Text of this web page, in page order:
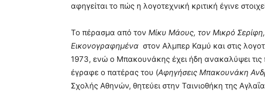
αφηγείται το πώς η λογοτεχνική κριτική έγινε
Το πέρασμα από τον Μίκυ Μάους, τον Μικρό
Εικονογραφημένα στον Αλμπερ Καμύ και στις
1973, ενώ ο Μπακουνάκης έχει ήδη ανακαλύψει τις
έγραφε ο πατέρας του (Αφηγήσεις Μπακουνάκη
Σχολής Αθηνών, θητεύει στην Ταινιοθήκη της